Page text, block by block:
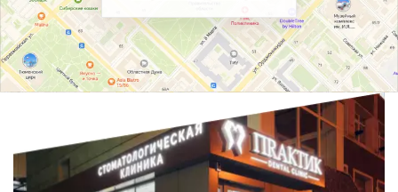
Бюгельные протезы
Мостовидные протезы
УДАЛЕНИЕ ЗУБОВ
ТОВАРЫ
КОНТАКТЫ